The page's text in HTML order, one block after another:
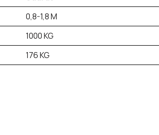
0,8-1,8 M
1000 KG
176 KG